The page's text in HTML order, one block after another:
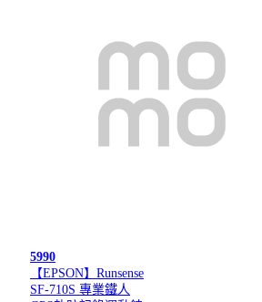
5990
【EPSON】Runsense
SF-710S 專業鐵人